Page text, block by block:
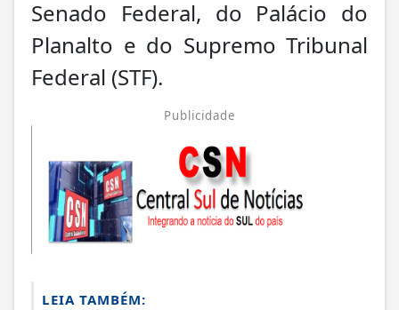
Senado Federal, do Palácio do
Planalto e do Supremo Tribunal
Federal (STF).
Publicidade
LEIA TAMBÉM: